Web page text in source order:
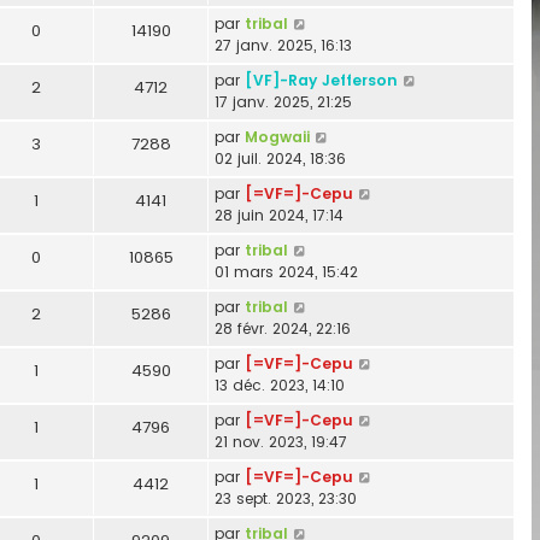
0 14190 par tribal
27 janv. 2025, 16:13
2 4712 par [VF]-Ray Jefferson
17 janv. 2025, 21:25
3 7288 par Mogwaii
02 juil. 2024, 18:36
1 4141 par [=VF=]-Cepu
28 juin 2024, 17:14
0 10865 par tribal
01 mars 2024, 15:42
2 5286 par tribal
28 févr. 2024, 22:16
1 4590 par [=VF=]-Cepu
13 déc. 2023, 14:10
1 4796 par [=VF=]-Cepu
21 nov. 2023, 19:47
1 4412 par [=VF=]-Cepu
23 sept. 2023, 23:30
par tribal